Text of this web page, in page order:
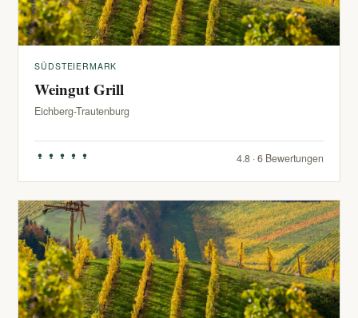
SÜDSTEIERMARK
Weingut Grill
Eichberg-Trautenburg
4.8 · 6 Bewertungen